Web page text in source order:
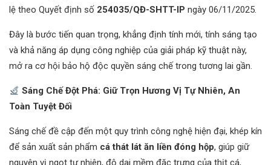
lệ theo Quyết định số 254035/QĐ-SHTT-IP ngày 06/11/2025.
Đây là bước tiến quan trọng, khẳng định tính mới, tính sáng tạo
và khả năng áp dụng công nghiệp của giải pháp kỹ thuật này,
mở ra cơ hội bảo hộ độc quyền sáng chế trong tương lai gần.
Sáng Chế Đột Phá: Giữ Trọn Hương Vị Tự Nhiên, An
Toàn Tuyệt Đối
Sáng chế đề cập đến một quy trình công nghệ hiện đại, khép kín
để sản xuất sản phẩm cá thát lát ăn liền đóng hộp, giúp giữ
nguyên vị ngọt tự nhiên, độ dai mềm đặc trưng của thịt cá,